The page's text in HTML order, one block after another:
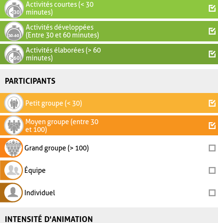
Activités courtes (< 30
minutes)
Activités développées
(Entre 30 et 60 minutes)
Activités élaborées (> 60
minutes)
PARTICIPANTS
Petit groupe (< 30)
Moyen groupe (entre 30
et 100)
Grand groupe (> 100)
Équipe
Individuel
INTENSITÉ D'ANIMATION